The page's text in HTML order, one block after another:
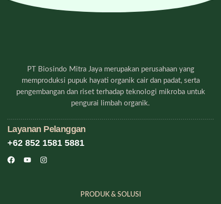
PT Biosindo Mitra Jaya merupakan perusahaan yang
memproduksi pupuk hayati organik cair dan padat, serta
pengembangan dan riset terhadap teknologi mikroba untuk
pengurai limbah organik.
Layanan Pelanggan
+62 852 1581 5881
PRODUK & SOLUSI